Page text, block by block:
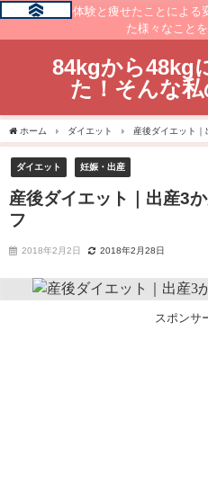
痩せるまでの体験と痩せたことによ
た様々なこと
84kgから48kg
た！そんな
ホーム ダイエット 産後ダイエット
ダイエット 妊娠・出産
産後ダイエット｜出産3
フ
2018年2月2日 2018年2月28日
スポンサ